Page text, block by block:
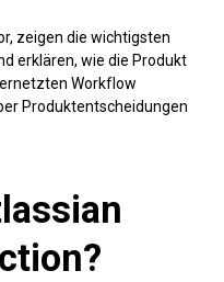
zeigen die wichtigsten
erklären, wie die Produkt
Workflow
Produktentscheidungen